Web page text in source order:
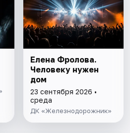
Елена Фролова.
Человеку нужен
дом
23 сентября 2026 •
среда
ДК «Железнодорожник»